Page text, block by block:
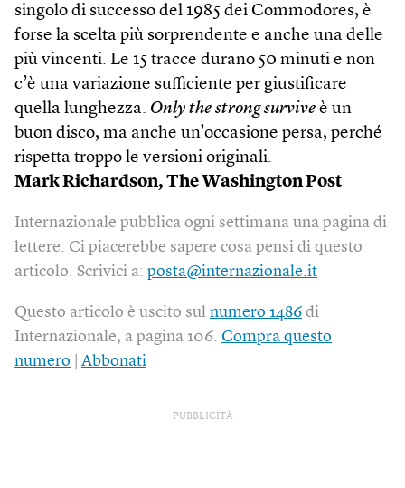
singolo di successo del 1985 dei Commodores, è
forse la scelta più sorprendente e anche una delle
più vincenti. Le 15 tracce durano 50 minuti e non
c’è una variazione sufficiente per giustificare
quella lunghezza. Only the strong survive è un
buon disco, ma anche un’occasione persa, perché
rispetta troppo le versioni originali.
Mark Richardson, The Washington Post
Internazionale pubblica ogni settimana una pagina di
lettere. Ci piacerebbe sapere cosa pensi di questo
articolo. Scrivici a: posta@internazionale.it
Questo articolo è uscito sul numero 1486 di
Internazionale, a pagina 106. Compra questo
numero
Abbonati
PUBBLICITÀ